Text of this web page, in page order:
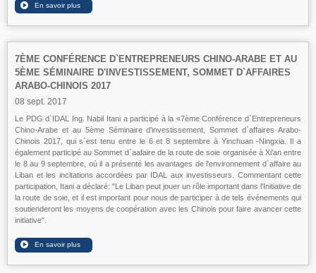
7ÈME CONFÉRENCE D`ENTREPRENEURS CHINO-ARABE ET AU
5ÈME SÉMINAIRE D'INVESTISSEMENT, SOMMET D`AFFAIRES
ARABO-CHINOIS 2017
08 sept. 2017
Le PDG d`IDAL Ing. Nabil Itani a participé à la «7ème Conférence d`Entrepreneurs
Chino-Arabe et au 5ème Séminaire d'investissement, Sommet d`affaires Arabo-
Chinois 2017, qui s`est tenu entre le 6 et 8 septembre à Yinchuan -Ningxia. Il a
également participé au Sommet d`aafaire de la route de soie organisée à Xi'an entre
le 8 au 9 septembre, où il a présenté les avantages de l'environnement d`affaire au
Liban et les incitations accordées par IDAL aux investisseurs. Commentant cette
participation, Itani a déclaré: "Le Liban peut jouer un rôle important dans l'Initiative de
la route de soie, et il est important pour nous de participer à de tels événements qui
soutienderont les moyens de coopération avec les Chinois pour faire avancer cette
initiative".